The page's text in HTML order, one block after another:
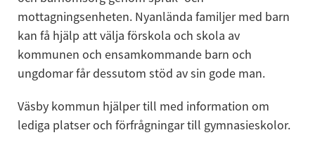
mottagningsenheten. Nyanlända familjer med barn
kan få hjälp att välja förskola och skola av
kommunen och ensamkommande barn och
ungdomar får dessutom stöd av sin gode man.
Väsby kommun hjälper till med information om
lediga platser och förfrågningar till gymnasieskolor.